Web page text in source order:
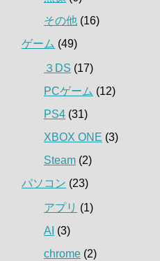
その他 (16)
ゲーム (49)
３DS (17)
PCゲーム (12)
PS4 (31)
XBOX ONE (3)
Steam (2)
パソコン (23)
アプリ (1)
AI (3)
chrome (2)